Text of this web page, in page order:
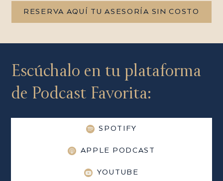
RESERVA AQUÍ TU ASESORÍA SIN COSTO
Escúchalo en tu plataforma
de Podcast Favorita:
SPOTIFY
APPLE PODCAST
YOUTUBE